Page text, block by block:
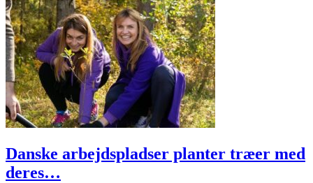
Danske arbejdspladser planter træer med
deres…